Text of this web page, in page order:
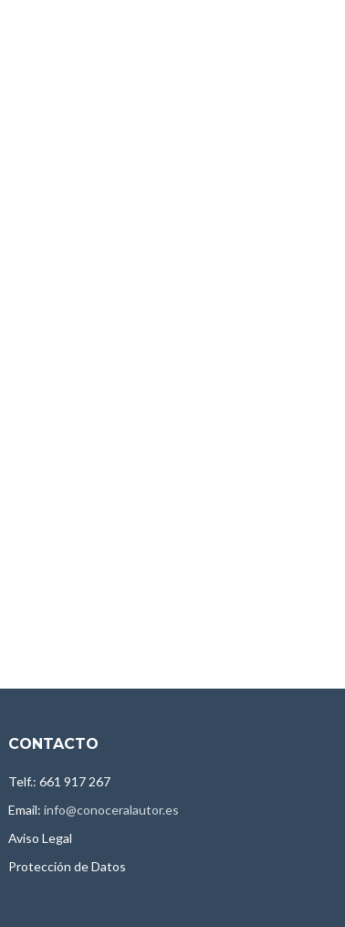
CONTACTO
Telf.: 661 917 267
Email: info@conoceralautor.es
Aviso Legal
Protección de Datos